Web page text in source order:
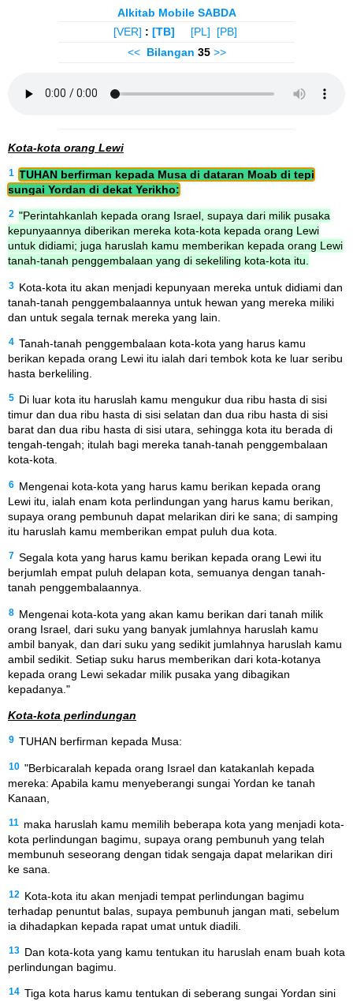
Alkitab Mobile SABDA
[VER] : [TB] [PL]
[PB]
<< Bilangan 35 >>
Kota-kota orang Lewi
1
TUHAN berfirman kepada Musa di dataran Moab di tepi
sungai Yordan di dekat Yerikho:
2 "Perintahkanlah kepada orang Israel, supaya dari milik pusaka
kepunyaannya diberikan mereka kota-kota kepada orang Lewi
untuk didiami; juga haruslah kamu memberikan kepada orang Lewi
tanah-tanah penggembalaan yang di sekeliling kota-kota itu.
3 Kota-kota itu akan menjadi kepunyaan mereka untuk didiami dan
tanah-tanah penggembalaannya untuk hewan yang mereka miliki
dan untuk segala ternak mereka yang lain.
4 Tanah-tanah penggembalaan kota-kota yang harus kamu
berikan kepada orang Lewi itu ialah dari tembok kota ke luar seribu
hasta berkeliling.
5 Di luar kota itu haruslah kamu mengukur dua ribu hasta di sisi
timur dan dua ribu hasta di sisi selatan dan dua ribu hasta di sisi
barat dan dua ribu hasta di sisi utara, sehingga kota itu berada di
tengah-tengah; itulah bagi mereka tanah-tanah penggembalaan
kota-kota.
6 Mengenai kota-kota yang harus kamu berikan kepada orang
Lewi itu, ialah enam kota perlindungan yang harus kamu berikan,
supaya orang pembunuh dapat melarikan diri ke sana; di samping
itu haruslah kamu memberikan empat puluh dua kota.
7 Segala kota yang harus kamu berikan kepada orang Lewi itu
berjumlah empat puluh delapan kota, semuanya dengan tanah-
tanah penggembalaannya.
8 Mengenai kota-kota yang akan kamu berikan dari tanah milik
orang Israel, dari suku yang banyak jumlahnya haruslah kamu
ambil banyak, dan dari suku yang sedikit jumlahnya haruslah kamu
ambil sedikit. Setiap suku harus memberikan dari kota-kotanya
kepada orang Lewi sekadar milik pusaka yang dibagikan
kepadanya."
Kota-kota perlindungan
9 TUHAN berfirman kepada Musa:
10 "Berbicaralah kepada orang Israel dan katakanlah kepada
mereka: Apabila kamu menyeberangi sungai Yordan ke tanah
Kanaan,
11
maka haruslah kamu memilih beberapa kota yang menjadi kota-
kota perlindungan bagimu, supaya orang pembunuh yang telah
membunuh seseorang dengan tidak sengaja dapat melarikan diri
ke sana.
12
Kota-kota itu akan menjadi tempat perlindungan bagimu
terhadap penuntut balas, supaya pembunuh jangan mati, sebelum
ia dihadapkan kepada rapat umat untuk diadili.
13 Dan kota-kota yang kamu tentukan itu haruslah enam buah kota
perlindungan bagimu.
14 Tiga kota harus kamu tentukan di seberang sungai Yordan sini